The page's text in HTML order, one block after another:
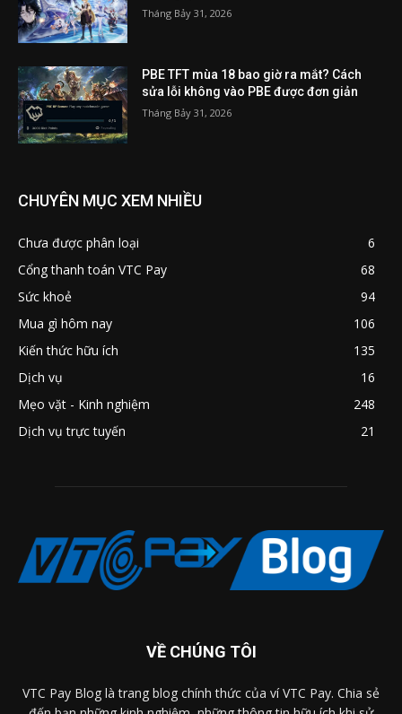
Tháng Bảy 31, 2026
PBE TFT mùa 18 bao giờ ra mắt? Cách
sửa lỗi không vào PBE được đơn giản
Tháng Bảy 31, 2026
CHUYÊN MỤC XEM NHIỀU
Chưa được phân loại
6
Cổng thanh toán VTC Pay
68
Sức khoẻ
94
Mua gì hôm nay
106
Kiến thức hữu ích
135
Dịch vụ
16
Mẹo vặt - Kinh nghiệm
248
Dịch vụ trực tuyến
21
VỀ CHÚNG TÔI
VTC Pay Blog là trang blog chính thức của ví VTC Pay. Chia sẻ